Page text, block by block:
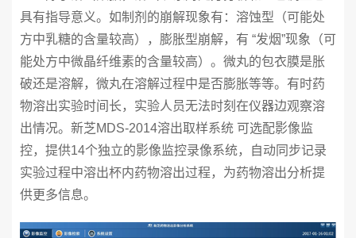
具有指导意义。如制剂的崩解现象有：溶蚀型（可能处
方中乳糖的含量较高），膨胀型崩解，有 “发烟”现象（可
能处方中微晶纤维素的含量较高）。微丸的包衣膜是胀
破还是溶解，微丸在溶解过程中是否膨胀等等。有时药
物溶出实验时间长，实验人员无法时刻在仪器边观察溶
出情况。新芝MDS-2014溶出取样系统 可选配影像监
控，提供14个独立的影像监控录像系统，自动同步记录
实验过程中溶出杯内药物溶出过程，为药物溶出分析提
供更多信息。